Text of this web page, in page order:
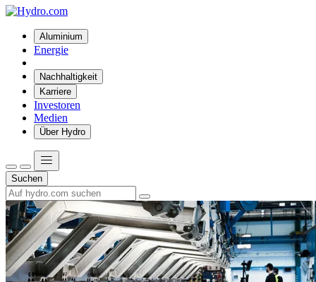
Aluminium
Energie
Nachhaltigkeit
Karriere
Investoren
Medien
Über Hydro
Suchen